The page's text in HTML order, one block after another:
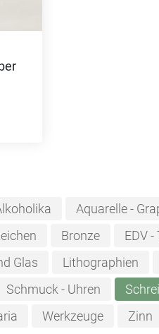
Aquarelle -
Bronze EDV -
Glas Lithographien
Schmuck - Uhren
Werkzeuge Zinn